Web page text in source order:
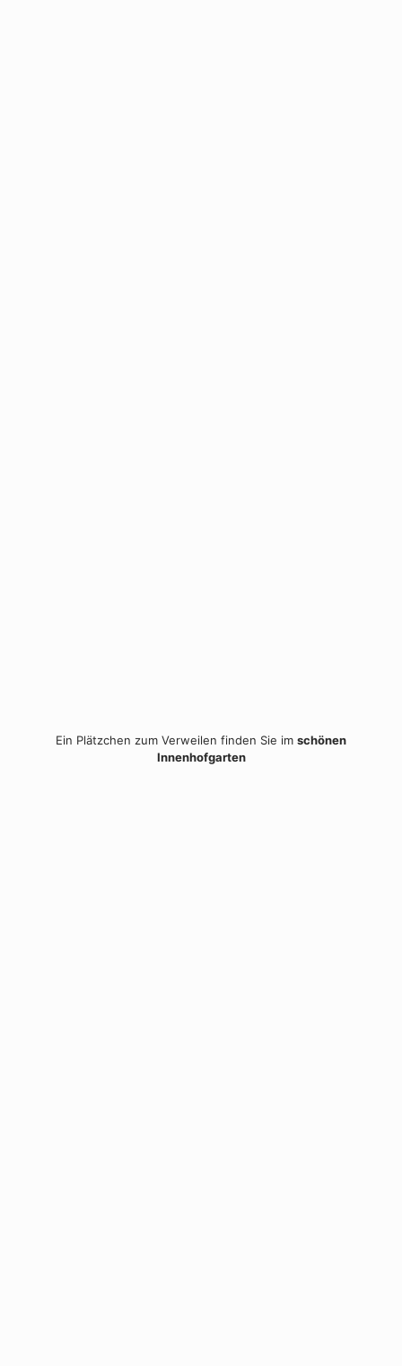
Ein Plätzchen zum Verweilen finden Sie im schönen
Innenhofgarten